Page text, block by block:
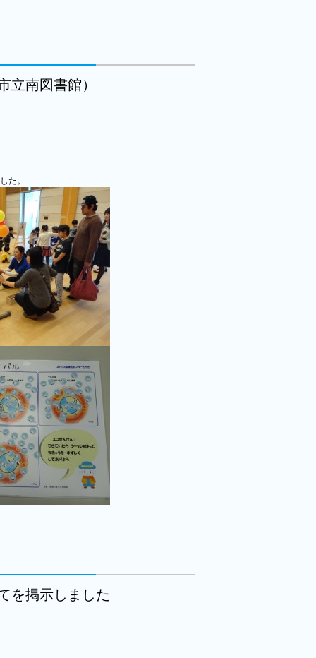
立南図書館）
た。
を掲示しました